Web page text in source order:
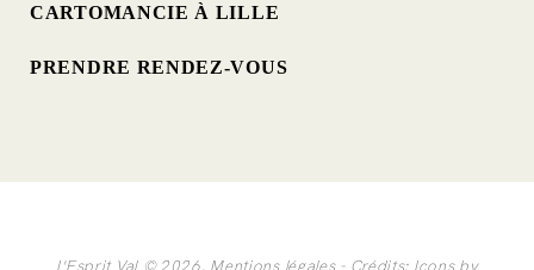
CARTOMANCIE À LILLE
PRENDRE RENDEZ-VOUS